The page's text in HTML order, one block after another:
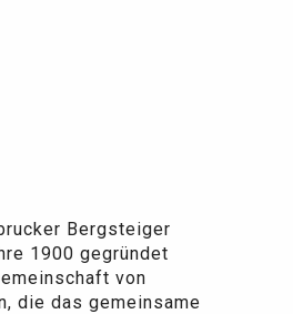
Bergsteiger
1900 gegründet
von
die das gemeinsame